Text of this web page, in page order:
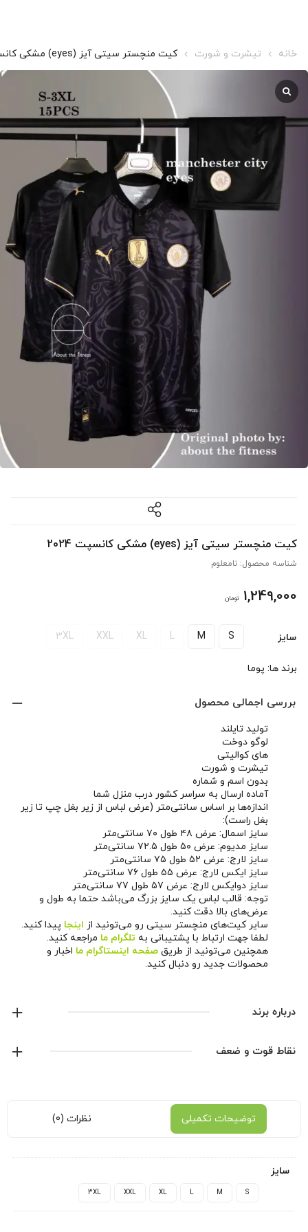
خانه تیشرت و شورت کیت منچستر سیتی آیز (eyes) مشکی کانسپت 2024
کیت منچستر سیتی آیز (eyes) مشکی کانسپت 2024
شناسه محصول: نامعلوم
1,249,000 تومان
سایز S
M
L
XL
XXL
3XL
برند ها: پوما
بررسی اجمالی محصول
تولید تایلند
لوگو دوخت
های کوالیتی
تیشرت و شورت
بدون اسم و شماره
آماده ارسال به سراسر کشور درب منزل شما
اندازه‌ها بر اساس سانتی‌متر (عرض لباس از زیر بغل چپ تا زیر
بغل راست):
سایز اسمال: عرض ۴۸ طول ۷۰ سانتی‌متر
سایز مدیوم: عرض ۵۰ طول ۷۲.۵ سانتی‌متر
سایز لارج: عرض ۵۲ طول ۷۵ سانتی‌متر
سایز ایکس لارج: عرض ۵۵ طول ۷۶ سانتی‌متر
سایز دوایکس لارج: عرض ۵۷ طول ۷۷ سانتی‌متر
توجه: قالب لباس یک سایز بزرگ می‌باشد حتما به طول و
عرض‌های بالا دقت کنید.
سایر کیت‌های منچستر سیتی رو می‌تونید از اینجا پیدا کنید.
لطفا جهت ارتباط با پشتیبانی به تلگرام ما مراجعه کنید.
همچنین می‌تونید از طریق صفحه اینستاگرام ما اخبار و
محصولات جدید رو دنبال کنید.
درباره برند
پوما
نقاط قوت و ضعف
توضیحات تکمیلی نظرات (0)
سایز
S
M
L
XL
XXL
3XL